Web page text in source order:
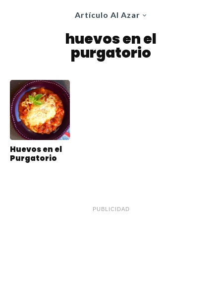
Artículo Al Azar
huevos en el
purgatorio
Huevos en el
Purgatorio
PUBLICIDAD